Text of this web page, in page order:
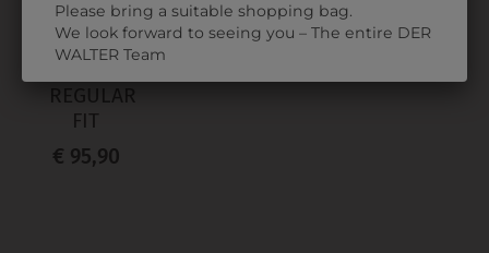
313537000011
REGULAR
FIT
€ 95,90
Please bring a suitable shopping bag.
We look forward to seeing you – The entire DER
WALTER Team